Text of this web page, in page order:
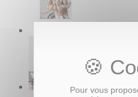
Pour vous